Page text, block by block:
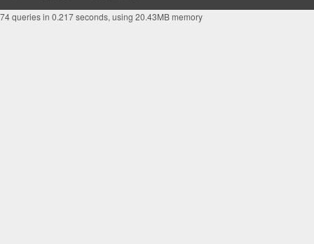
74 queries in 0.217 seconds, using 20.43MB memory